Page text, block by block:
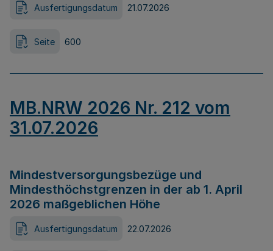
Ausfertigungsdatum 21.07.2026
Seite 600
MB.NRW 2026 Nr. 212 vom
31.07.2026
Mindestversorgungsbezüge und
Mindesthöchstgrenzen in der ab 1. April
2026 maßgeblichen Höhe
Ausfertigungsdatum 22.07.2026